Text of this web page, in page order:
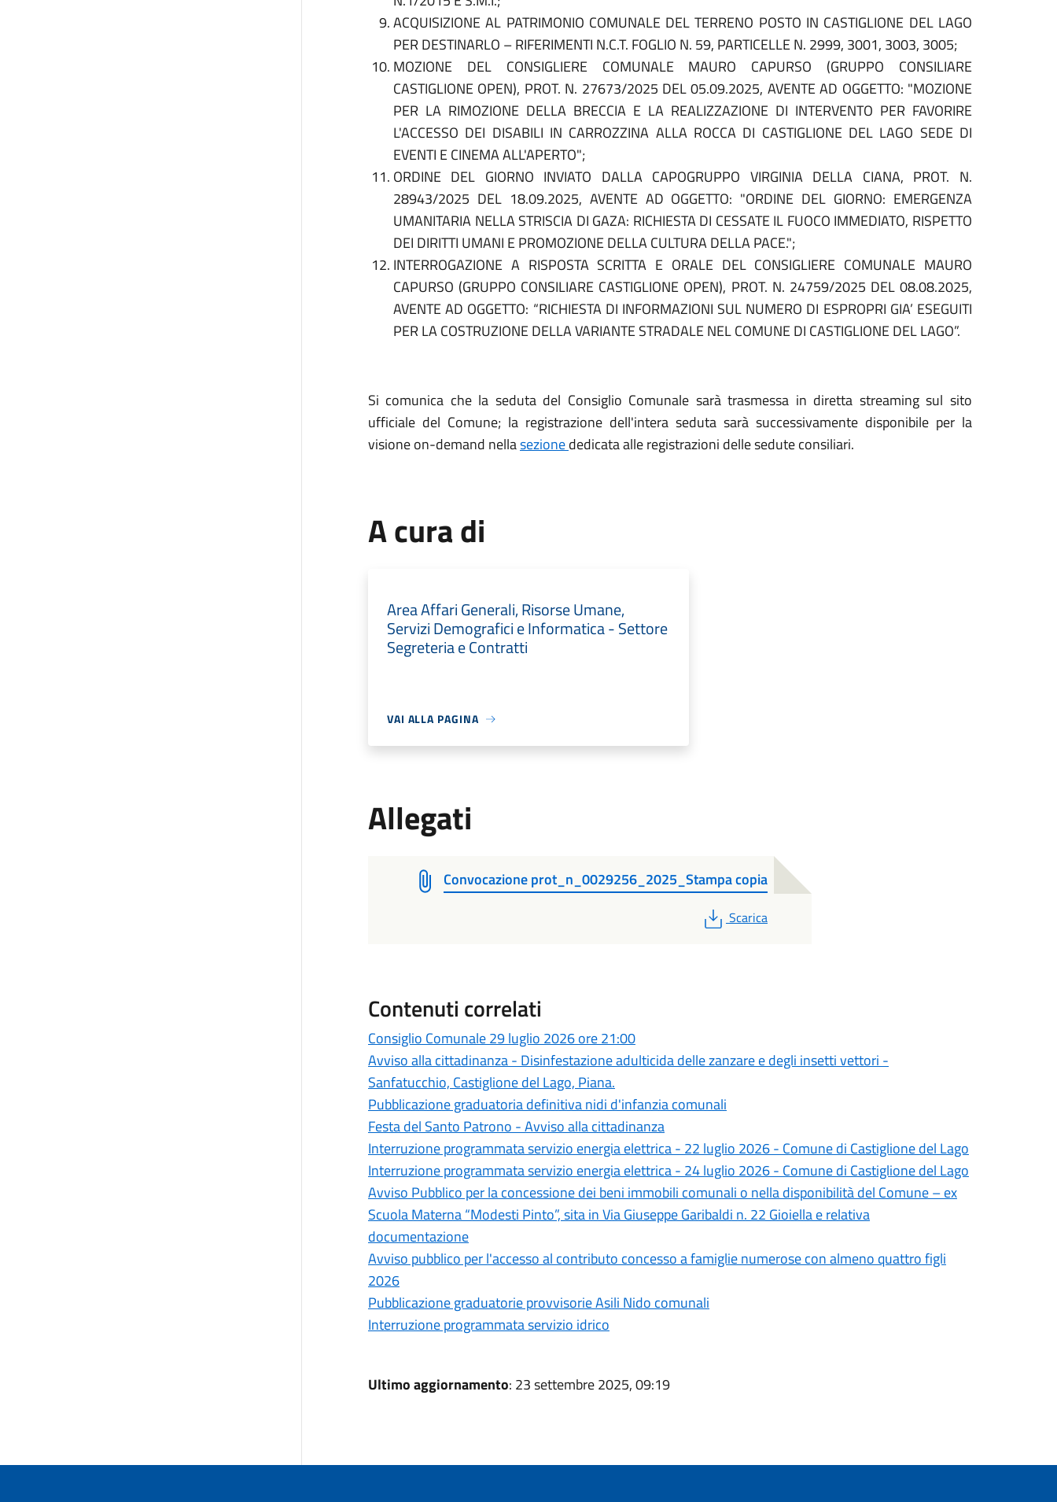
ACQUISIZIONE AL PATRIMONIO COMUNALE DEL TERRENO POSTO IN CASTIGLIONE DEL LAGO
PER DESTINARLO – RIFERIMENTI N.C.T. FOGLIO N. 59, PARTICELLE N. 2999, 3001, 3003, 3005;
MOZIONE DEL CONSIGLIERE COMUNALE MAURO CAPURSO (GRUPPO CONSILIARE
CASTIGLIONE OPEN), PROT. N. 27673/2025 DEL 05.09.2025, AVENTE AD OGGETTO: "MOZIONE
PER LA RIMOZIONE DELLA BRECCIA E LA REALIZZAZIONE DI INTERVENTO PER FAVORIRE
L'ACCESSO DEI DISABILI IN CARROZZINA ALLA ROCCA DI CASTIGLIONE DEL LAGO SEDE DI
EVENTI E CINEMA ALL'APERTO";
ORDINE DEL GIORNO INVIATO DALLA CAPOGRUPPO VIRGINIA DELLA CIANA, PROT. N.
28943/2025 DEL 18.09.2025, AVENTE AD OGGETTO: "ORDINE DEL GIORNO: EMERGENZA
UMANITARIA NELLA STRISCIA DI GAZA: RICHIESTA DI CESSATE IL FUOCO IMMEDIATO, RISPETTO
DEI DIRITTI UMANI E PROMOZIONE DELLA CULTURA DELLA PACE.";
INTERROGAZIONE A RISPOSTA SCRITTA E ORALE DEL CONSIGLIERE COMUNALE MAURO
CAPURSO (GRUPPO CONSILIARE CASTIGLIONE OPEN), PROT. N. 24759/2025 DEL 08.08.2025,
AVENTE AD OGGETTO: “RICHIESTA DI INFORMAZIONI SUL NUMERO DI ESPROPRI GIA’ ESEGUITI
PER LA COSTRUZIONE DELLA VARIANTE STRADALE NEL COMUNE DI CASTIGLIONE DEL LAGO”.
Si comunica che la seduta del Consiglio Comunale sarà trasmessa in diretta streaming sul sito
ufficiale del Comune; la registrazione dell'intera seduta sarà successivamente disponibile per la
visione on-demand nellasezionededicata alle registrazioni delle sedute consiliari.
A cura di
Area Affari Generali, Risorse Umane,
Servizi Demografici e Informatica - Settore
Segreteria e Contratti
VAI ALLA PAGINA
Allegati
Convocazione prot_n_0029256_2025_Stampa copia
PDF
Scarica
Contenuti correlati
Consiglio Comunale 29 luglio 2026 ore 21:00
Avviso alla cittadinanza - Disinfestazione adulticida delle zanzare e degli insetti vettori -
Sanfatucchio, Castiglione del Lago, Piana.
Pubblicazione graduatoria definitiva nidi d'infanzia comunali
Festa del Santo Patrono - Avviso alla cittadinanza
Interruzione programmata servizio energia elettrica - 22 luglio 2026 - Comune di Castiglione del Lago
Interruzione programmata servizio energia elettrica - 24 luglio 2026 - Comune di Castiglione del Lago
Avviso Pubblico per la concessione dei beni immobili comunali o nella disponibilità del Comune – ex
Scuola Materna “Modesti Pinto”, sita in Via Giuseppe Garibaldi n. 22 Gioiella e relativa
documentazione
Avviso pubblico per l'accesso al contributo concesso a famiglie numerose con almeno quattro figli
2026
Pubblicazione graduatorie provvisorie Asili Nido comunali
Interruzione programmata servizio idrico
Ultimo aggiornamento: 23 settembre 2025, 09:19